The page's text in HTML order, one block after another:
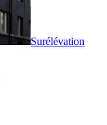
Surélévation